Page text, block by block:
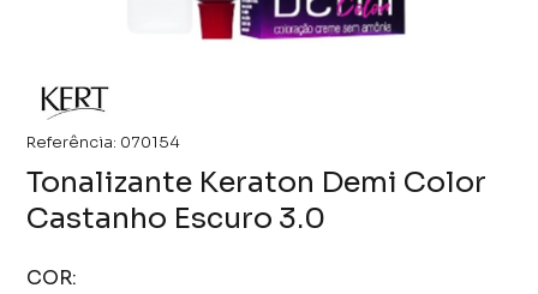
Referência: 070154
Tonalizante Keraton Demi Color
Castanho Escuro 3.0
COR: